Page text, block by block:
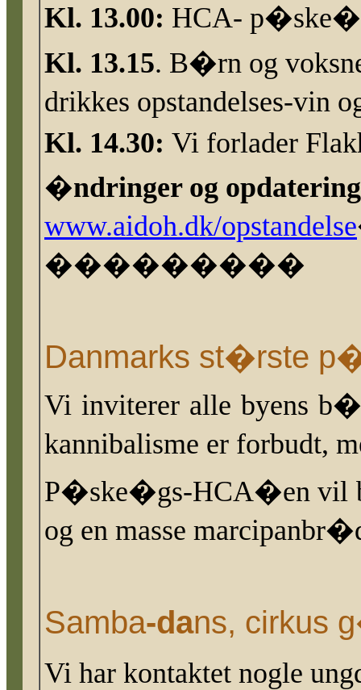
Kl. 13.00: HCA-
Kl. 13.15. B�rn og
drikkes opstandelses-vin
Kl. 14.30: Vi forlader
�ndringer og opdatering
www.aidoh.dk/opstandelse
���������
Danmarks st�rste
Vi inviterer alle byens
kannibalisme er forbudt,
P�ske�gs-HCA�en vil
og en masse
Samba-dans, cirkus
Vi har kontaktet nogle